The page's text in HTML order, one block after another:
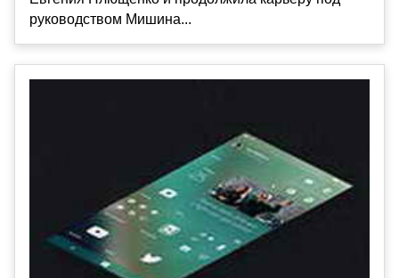
руководством Мишина...